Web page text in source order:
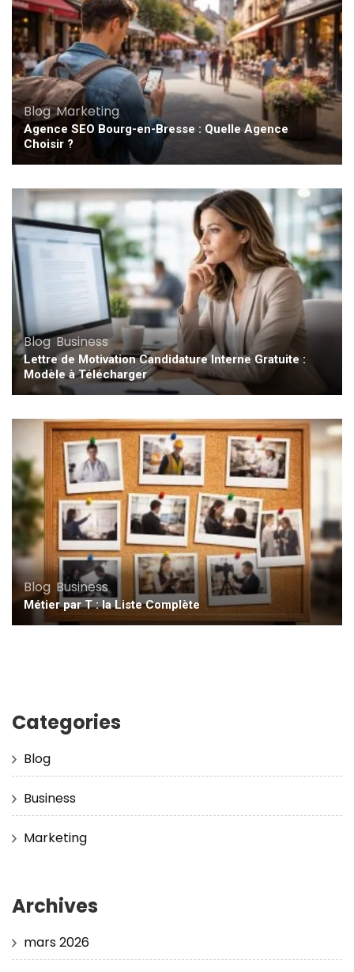
Blog,Marketing
Agence SEO Bourg-en-Bresse : Quelle Agence
Choisir ?
Blog,Business
Lettre de Motivation Candidature Interne Gratuite :
Modèle à Télécharger
Blog, Business
Métier par T : la Liste Complète
Categories
Blog
Business
Marketing
Archives
mars 2026